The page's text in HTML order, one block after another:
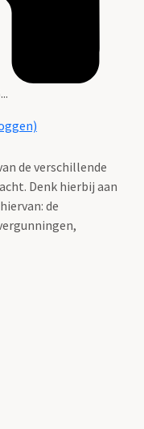
de verschillende
Denk hierbij aan
de